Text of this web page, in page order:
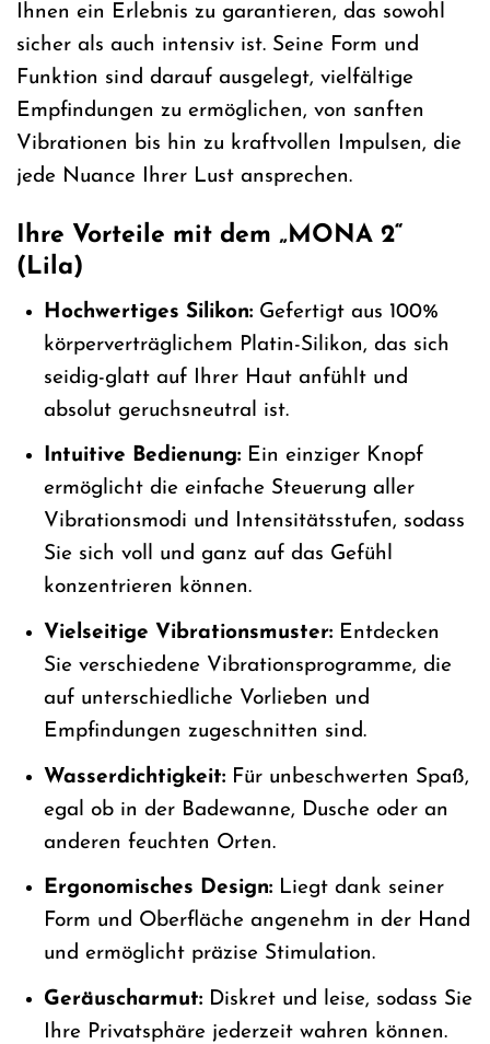
Ihnen ein Erlebnis zu garantieren, das sowohl
sicher als auch intensiv ist. Seine Form und
Funktion sind darauf ausgelegt, vielfältige
Empfindungen zu ermöglichen, von sanften
Vibrationen bis hin zu kraftvollen Impulsen, die
jede Nuance Ihrer Lust ansprechen.
Ihre Vorteile mit dem „MONA 2“
(Lila)
Hochwertiges Silikon:Gefertigt aus 100%
körperverträglichem Platin-Silikon, das sich
seidig-glatt auf Ihrer Haut anfühlt und
absolut geruchsneutral ist.
Intuitive Bedienung:Ein einziger Knopf
ermöglicht die einfache Steuerung aller
Vibrationsmodi und Intensitätsstufen, sodass
Sie sich voll und ganz auf das Gefühl
konzentrieren können.
Vielseitige Vibrationsmuster:Entdecken
Sie verschiedene Vibrationsprogramme, die
auf unterschiedliche Vorlieben und
Empfindungen zugeschnitten sind.
Wasserdichtigkeit:Für unbeschwerten Spaß,
egal ob in der Badewanne, Dusche oder an
anderen feuchten Orten.
Ergonomisches Design:Liegt dank seiner
Form und Oberfläche angenehm in der Hand
und ermöglicht präzise Stimulation.
Geräuscharmut:Diskret und leise, sodass Sie
Ihre Privatsphäre jederzeit wahren können.